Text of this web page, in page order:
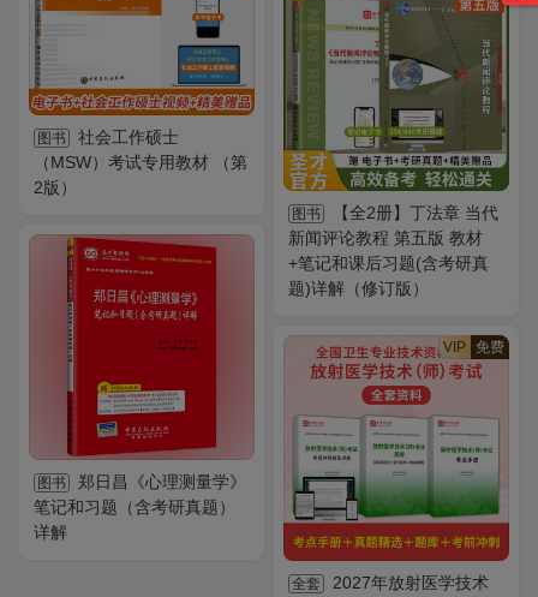
图书
社会工作硕士
（MSW）考试专用教材 （第
2版）
图书
【全2册】丁法章 当代
新闻评论教程 第五版 教材
+笔记和课后习题(含考研真
题)详解（修订版）
图书
郑日昌《心理测量学》
笔记和习题（含考研真题）
详解
VIP 免费
全套 2027年放射医学技术